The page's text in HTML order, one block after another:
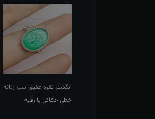
انگشتر نقره عقیق سبز زنانه
خطی حکاکی یا رقیه